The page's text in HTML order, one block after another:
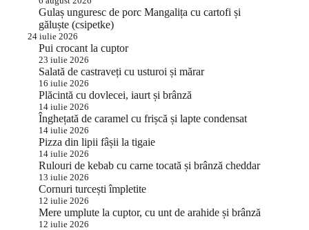
Gulaș unguresc de porc Mangalița cu cartofi și
găluște (csipetke)
24 iulie 2026
Pui crocant la cuptor
23 iulie 2026
Salată de castraveți cu usturoi și mărar
16 iulie 2026
Plăcintă cu dovlecei, iaurt și brânză
14 iulie 2026
Înghețată de caramel cu frișcă și lapte condensat
14 iulie 2026
Pizza din lipii fâșii la tigaie
14 iulie 2026
Rulouri de kebab cu carne tocată și brânză cheddar
13 iulie 2026
Cornuri turcești împletite
12 iulie 2026
Mere umplute la cuptor, cu unt de arahide și brânză
12 iulie 2026